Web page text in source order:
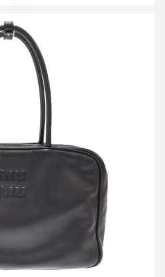
レザー ボー バッグ
144,000円
く見る